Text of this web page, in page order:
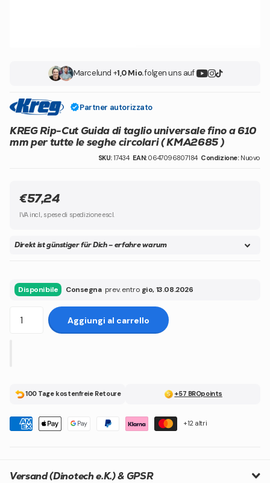
Marcelund +1,0 Mio.folgen uns auf
Partner autorizzato
KREG Rip-Cut Guida di taglio universale fino a 610
mm per tutte le seghe circolari ( KMA2685 )
SKU:17434 EAN:0647096807184 Condizione: Nuovo
€57,24
IVA incl., spese di spedizione escl.
Direkt ist günstiger für Dich – erfahre warum
Disponibile Consegnaprev. entro gio, 13.08.2026
Aggiungi al carrello
100 Tage kostenfreie Retoure +57 BROpoints
+12 altri
Versand (Dinotech e.K.) & GPSR